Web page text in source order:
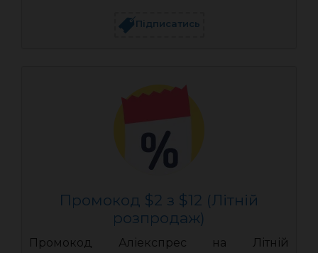
Підписатись
Промокод $2 з $12 (Літній
розпродаж)
Промокод Аліекспрес на Літній